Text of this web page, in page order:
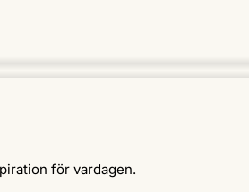
för vardagen.